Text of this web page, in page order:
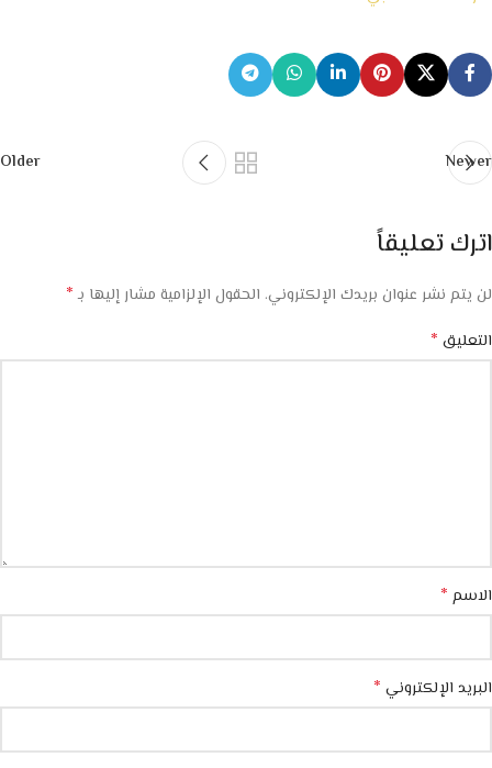
Newer
Older
اترك تعليقاً
لن يتم نشر عنوان بريدك الإلكتروني. الحقول الإلزامية مشار إليها بـ*
التعليق *
الاسم *
البريد الإلكتروني *